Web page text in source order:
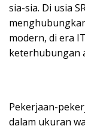
sia-sia. Di usia
modern, di era
keterhubungan
Pekerjaan-
dalam ukuran